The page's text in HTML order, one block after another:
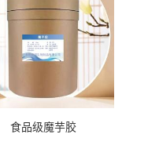
食品级魔芋胶